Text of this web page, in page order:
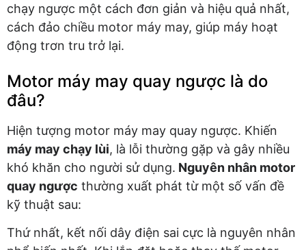
chạy ngược một cách đơn giản và hiệu quả nhất,
cách đảo chiều motor máy may, giúp máy hoạt
động trơn tru trở lại.
Motor máy may quay ngược là do
đâu?
Hiện tượng motor máy may quay ngược. Khiến
máy may chạy lùi, là lỗi thường gặp và gây nhiều
khó khăn cho người sử dụng. Nguyên nhân motor
quay ngược thường xuất phát từ một số vấn đề
kỹ thuật sau:
Thứ nhất, kết nối dây điện sai cực là nguyên nhân